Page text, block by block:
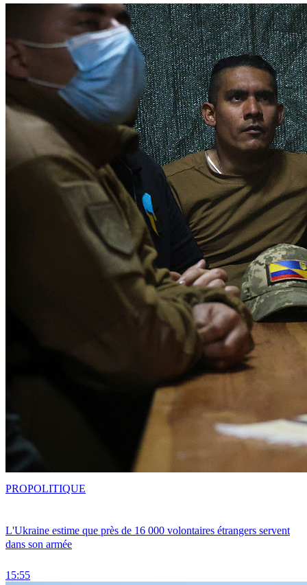
L'Ukraine estime que près de 16 000 volontaires étrangers servent
dans son armée
15:55
PROPOLITIQUE